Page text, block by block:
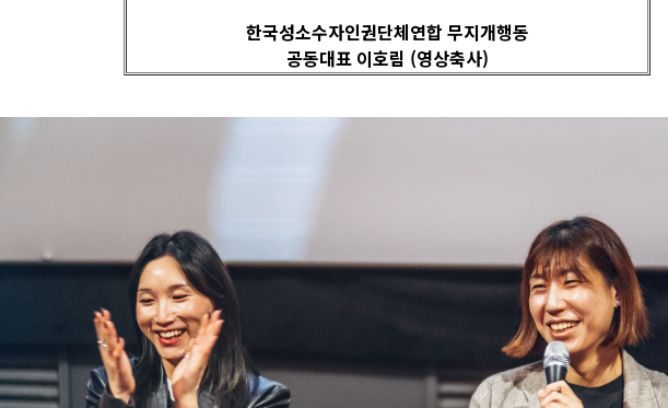
한국성소수자인권단체연합 무지개행동
공동대표 이호림 (영상축사)